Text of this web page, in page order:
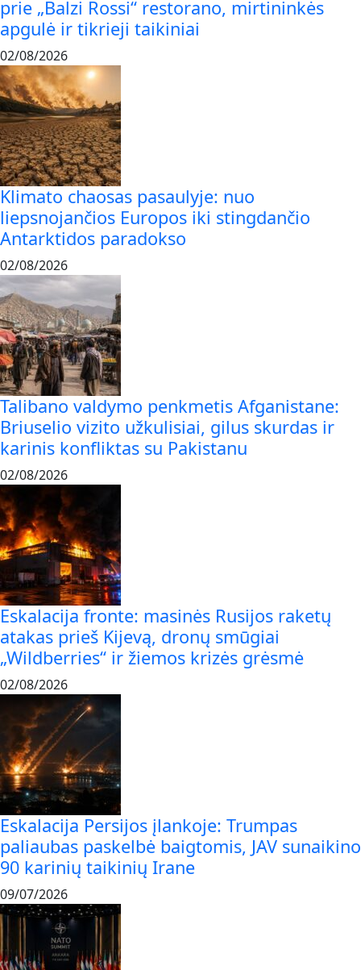
prie „Balzi Rossi“ restorano, mirtininkės
apgulė ir tikrieji taikiniai
02/08/2026
Klimato chaosas pasaulyje: nuo
liepsnojančios Europos iki stingdančio
Antarktidos paradokso
02/08/2026
Talibano valdymo penkmetis Afganistane:
Briuselio vizito užkulisiai, gilus skurdas ir
karinis konfliktas su Pakistanu
02/08/2026
Eskalacija fronte: masinės Rusijos raketų
atakas prieš Kijevą, dronų smūgiai
„Wildberries“ ir žiemos krizės grėsmė
02/08/2026
Eskalacija Persijos įlankoje: Trumpas
paliaubas paskelbė baigtomis, JAV sunaikino
90 karinių taikinių Irane
09/07/2026